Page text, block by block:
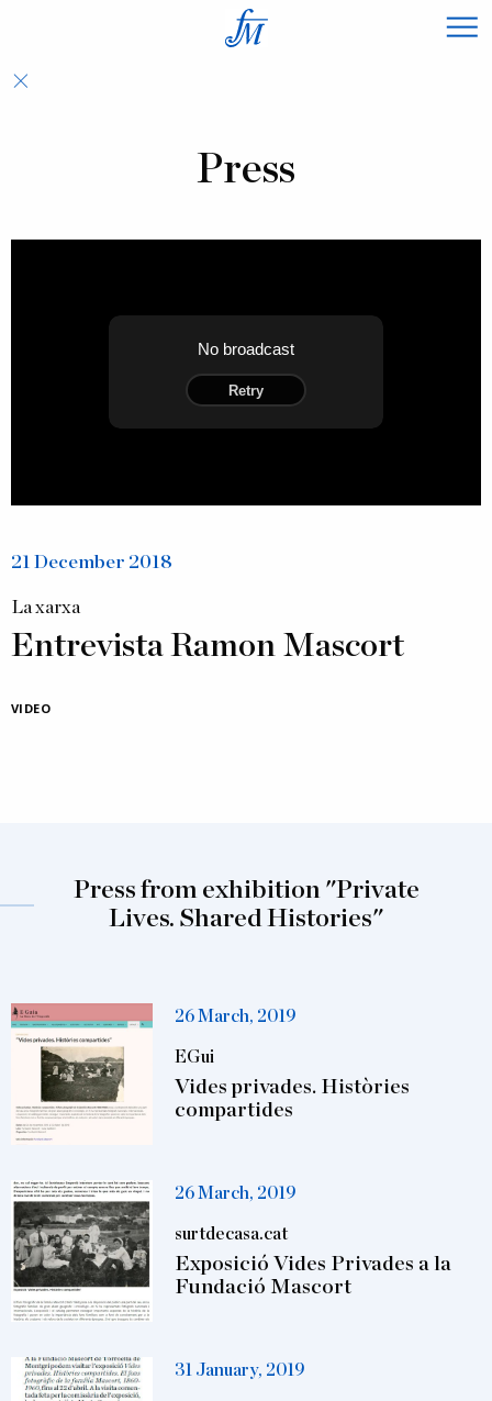
×
Press
21 December 2018
La xarxa
Entrevista Ramon Mascort
VIDEO
Press from exhibition "Private
Lives. Shared Histories"
26 March, 2019
EGui
Vides privades. Històries
compartides
26 March, 2019
surtdecasa.cat
Exposició Vides Privades a la
Fundació Mascort
31 January, 2019